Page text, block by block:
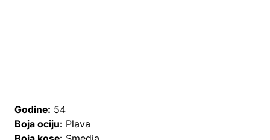
Godine: 54
Boja ociju: Plava